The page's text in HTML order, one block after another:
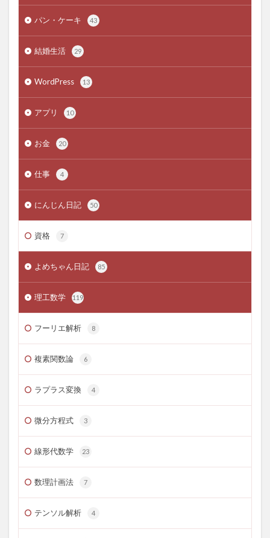
パン・ケーキ 43
結婚生活 29
WordPress 13
アプリ 10
お金 20
仕事 4
にんじん日記 50
資格 7
よめちゃん日記 85
理工数学 119
フーリエ解析 8
複素関数論 6
ラプラス変換 4
微分方程式 3
線形代数学 23
数理計画法 7
テンソル解析 4